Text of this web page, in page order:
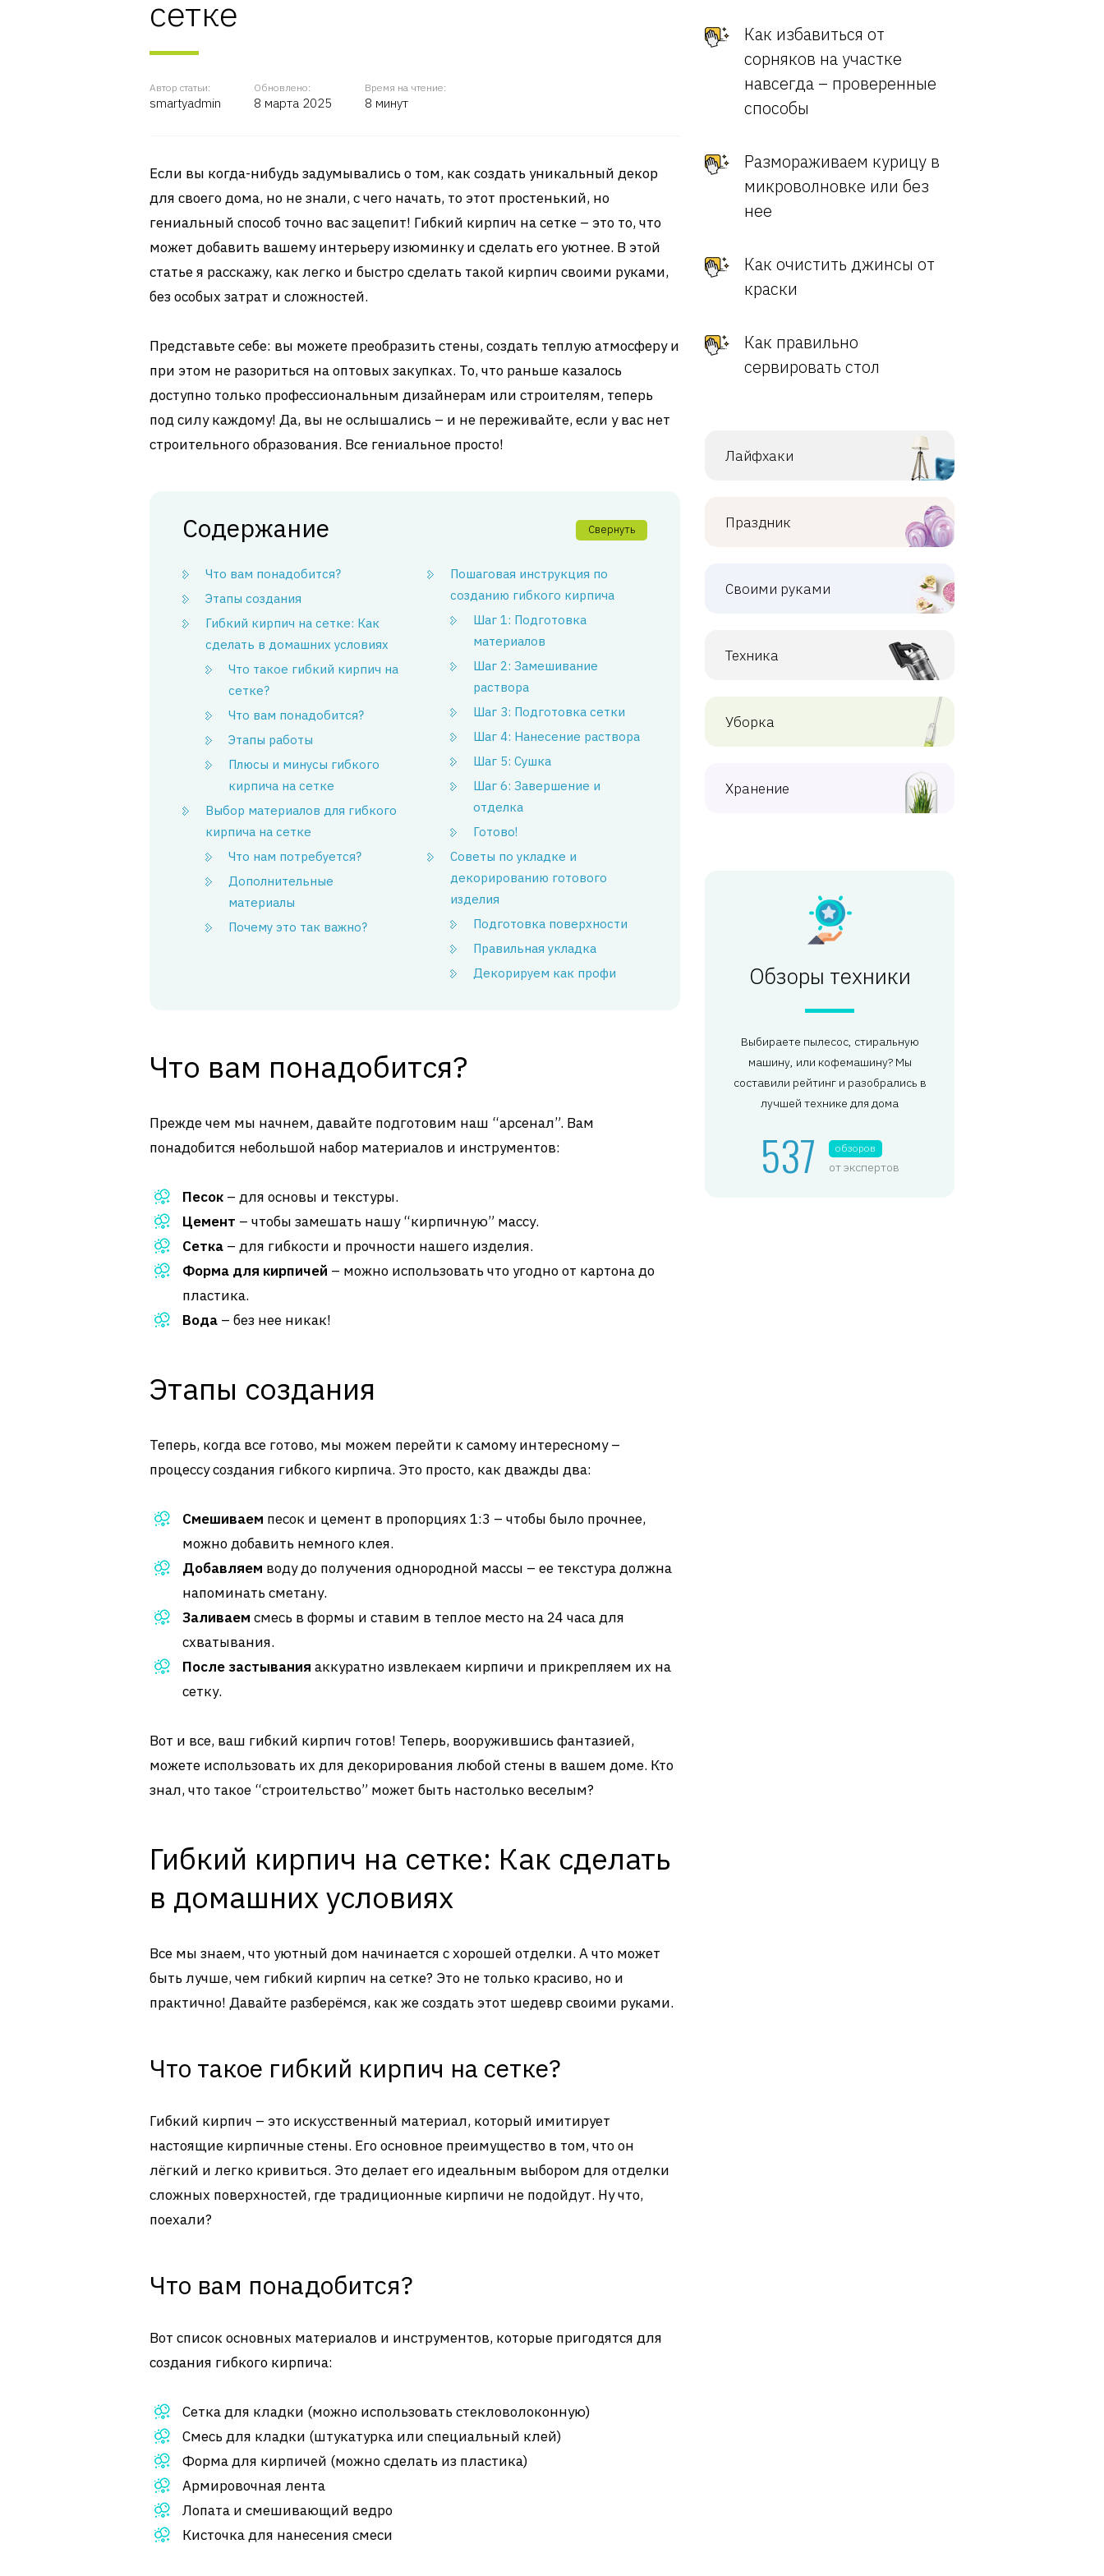
сетке
Автор статьи:
smartyadmin
Обновлено:
8 марта 2025
Время на чтение:
8 минут
Если вы когда-нибудь задумывались о том, как создать уникальный декор
для своего дома, но не знали, с чего начать, то этот простенький, но
гениальный способ точно вас зацепит! Гибкий кирпич на сетке – это то, что
может добавить вашему интерьеру изюминку и сделать его уютнее. В этой
статье я расскажу, как легко и быстро сделать такой кирпич своими руками,
без особых затрат и сложностей.
Представьте себе: вы можете преобразить стены, создать теплую атмосферу и
при этом не разориться на оптовых закупках. То, что раньше казалось
доступно только профессиональным дизайнерам или строителям, теперь
под силу каждому! Да, вы не ослышались – и не переживайте, если у вас нет
строительного образования. Все гениальное просто!
Содержание Свернуть
Что вам понадобится?
Этапы создания
Гибкий кирпич на сетке: Как
сделать в домашних условиях
Что такое гибкий кирпич на
сетке?
Что вам понадобится?
Этапы работы
Плюсы и минусы гибкого
кирпича на сетке
Выбор материалов для гибкого
кирпича на сетке
Что нам потребуется?
Дополнительные
материалы
Почему это так важно?
Пошаговая инструкция по
созданию гибкого кирпича
Шаг 1: Подготовка
материалов
Шаг 2: Замешивание
раствора
Шаг 3: Подготовка сетки
Шаг 4: Нанесение раствора
Шаг 5: Сушка
Шаг 6: Завершение и
отделка
Готово!
Советы по укладке и
декорированию готового
изделия
Подготовка поверхности
Правильная укладка
Декорируем как профи
Что вам понадобится?
Прежде чем мы начнем, давайте подготовим наш “арсенал”. Вам
понадобится небольшой набор материалов и инструментов:
Песок – для основы и текстуры.
Цемент – чтобы замешать нашу “кирпичную” массу.
Сетка – для гибкости и прочности нашего изделия.
Форма для кирпичей – можно использовать что угодно от картона до
пластика.
Вода – без нее никак!
Этапы создания
Теперь, когда все готово, мы можем перейти к самому интересному –
процессу создания гибкого кирпича. Это просто, как дважды два:
Смешиваем песок и цемент в пропорциях 1:3 – чтобы было прочнее,
можно добавить немного клея.
Добавляем воду до получения однородной массы – ее текстура должна
напоминать сметану.
Заливаем смесь в формы и ставим в теплое место на 24 часа для
схватывания.
После застывания аккуратно извлекаем кирпичи и прикрепляем их на
сетку.
Вот и все, ваш гибкий кирпич готов! Теперь, вооружившись фантазией,
можете использовать их для декорирования любой стены в вашем доме. Кто
знал, что такое “строительство” может быть настолько веселым?
Гибкий кирпич на сетке: Как сделать
в домашних условиях
Все мы знаем, что уютный дом начинается с хорошей отделки. А что может
быть лучше, чем гибкий кирпич на сетке? Это не только красиво, но и
практично! Давайте разберёмся, как же создать этот шедевр своими руками.
Что такое гибкий кирпич на сетке?
Гибкий кирпич – это искусственный материал, который имитирует
настоящие кирпичные стены. Его основное преимущество в том, что он
лёгкий и легко кривиться. Это делает его идеальным выбором для отделки
сложных поверхностей, где традиционные кирпичи не подойдут. Ну что,
поехали?
Что вам понадобится?
Вот список основных материалов и инструментов, которые пригодятся для
создания гибкого кирпича:
Сетка для кладки (можно использовать стекловолоконную)
Смесь для кладки (штукатурка или специальный клей)
Форма для кирпичей (можно сделать из пластика)
Армировочная лента
Лопата и смешивающий ведро
Кисточка для нанесения смеси
Как избавиться от
сорняков на участке
навсегда – проверенные
способы
Размораживаем курицу в
микроволновке или без
нее
Как очистить джинсы от
краски
Как правильно
сервировать стол
Лайфхаки
Праздник
Своими руками
Техника
Уборка
Хранение
Обзоры техники
Выбираете пылесос, стиральную
машину, или кофемашину? Мы
составили рейтинг и разобрались в
лучшей технике для дома
537 обзоров
от экспертов